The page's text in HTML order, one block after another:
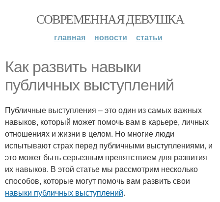
СОВРЕМЕННАЯ ДЕВУШКА
главная новости статьи
Как развить навыки
публичных выступлений
Публичные выступления – это один из самых важных
навыков, который может помочь вам в карьере, личных
отношениях и жизни в целом. Но многие люди
испытывают страх перед публичными выступлениями, и
это может быть серьезным препятствием для развития
их навыков. В этой статье мы рассмотрим несколько
способов, которые могут помочь вам развить свои
навыки публичных выступлений.